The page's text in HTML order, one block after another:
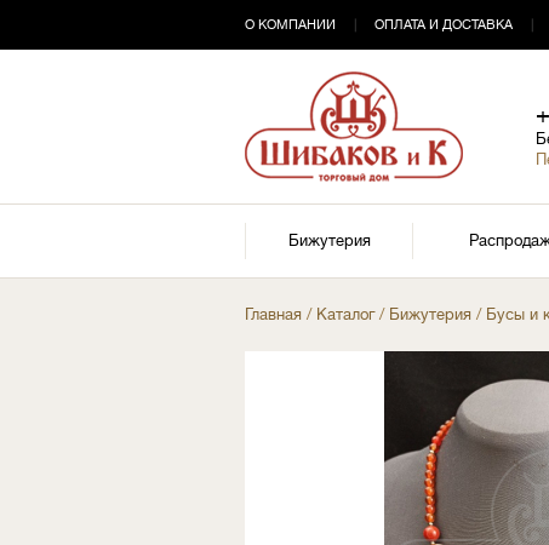
О КОМПАНИИ ОПЛАТА И ДОСТАВКА
Бижутерия
Главная / Каталог/ Бижутерия / Бусы и